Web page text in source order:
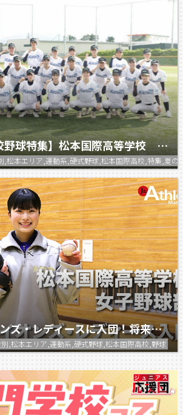
【2025夏の高校野球特集】松本国際高等学校 女子硬式野球部
,松本エリア,運動系,硬式野球,松本国際高校,特集,夏の
埼玉西武ライオンズ・レディースに入団！将来は日本代表を目指す！
,松本エリア,運動系,硬式野球,松本国際高校,野球